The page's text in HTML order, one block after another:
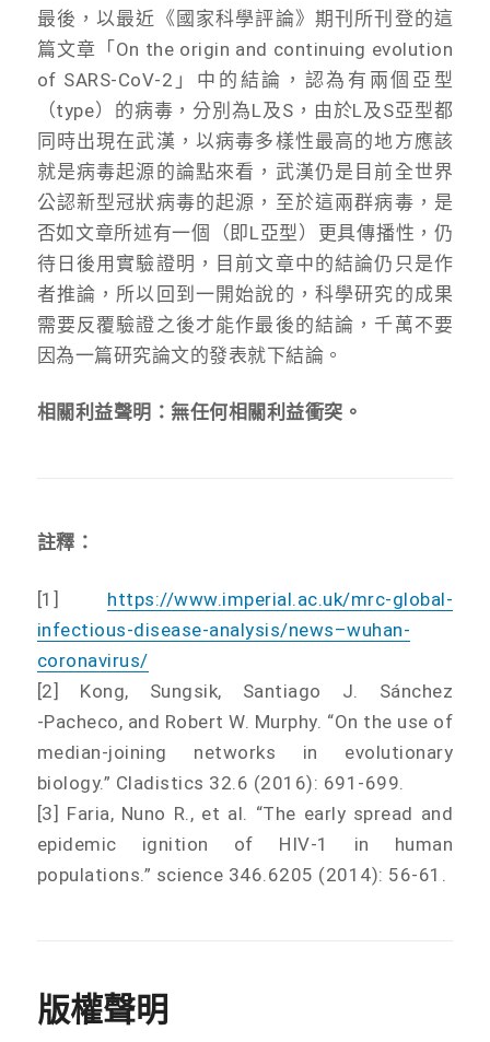
最後，以最近《國家科學評論》期刊所刊登的這
篇文章「On the origin and continuing evolution
of SARS-CoV-2」中的結論，認為有兩個亞型
（type）的病毒，分別為L及S，由於L及S亞型都
同時出現在武漢，以病毒多樣性最高的地方應該
就是病毒起源的論點來看，武漢仍是目前全世界
公認新型冠狀病毒的起源，至於這兩群病毒，是
否如文章所述有一個（即L亞型）更具傳播性，仍
待日後用實驗證明，目前文章中的結論仍只是作
者推論，所以回到一開始說的，科學研究的成果
需要反覆驗證之後才能作最後的結論，千萬不要
因為一篇研究論文的發表就下結論。
相關利益聲明：無任何相關利益衝突。
註釋：
[1] https://www.imperial.ac.uk/mrc-global-
infectious-disease-analysis/news–wuhan-
coronavirus/
[2] Kong, Sungsik, Santiago J. Sánchez
‐Pacheco, and Robert W. Murphy. “On the use of
median‐joining networks in evolutionary
biology.” Cladistics 32.6 (2016): 691-699.
[3] Faria, Nuno R., et al. “The early spread and
epidemic ignition of HIV-1 in human
populations.” science 346.6205 (2014): 56-61.
版權聲明